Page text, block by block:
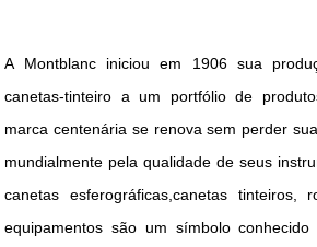
ÚLTIMAS NOTÍCIAS
FALE CONOSCO
A Montblanc iniciou em 1906 sua
canetas-tinteiro a um portfólio de
marca centenária se renova sem perder
mundialmente pela qualidade de seus
canetas esferográficas,canetas tinteiros,
equipamentos são um símbolo conhecido